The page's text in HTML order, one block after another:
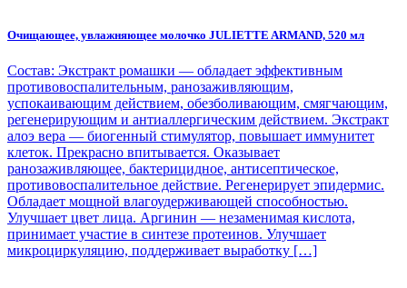
Очищающее, увлажняющее молочко JULIETTE ARMAND, 520 мл
Состав: Экстракт ромашки — обладает эффективным
противовоспалительным, ранозаживляющим,
успокаивающим действием, обезболивающим, смягчающим,
регенерирующим и антиаллергическим действием. Экстракт
алоэ вера — биогенный стимулятор, повышает иммунитет
клеток. Прекрасно впитывается. Оказывает
ранозаживляющее, бактерицидное, антисептическое,
противовоспалительное действие. Регенерирует эпидермис.
Обладает мощной влагоудерживающей способностью.
Улучшает цвет лица. Аргинин — незаменимая кислота,
принимает участие в синтезе протеинов. Улучшает
микроциркуляцию, поддерживает выработку […]